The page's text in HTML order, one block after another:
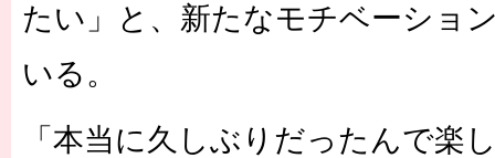
たい」と、新たなモチベーショ
いる。
「本当に久しぶりだったんで楽